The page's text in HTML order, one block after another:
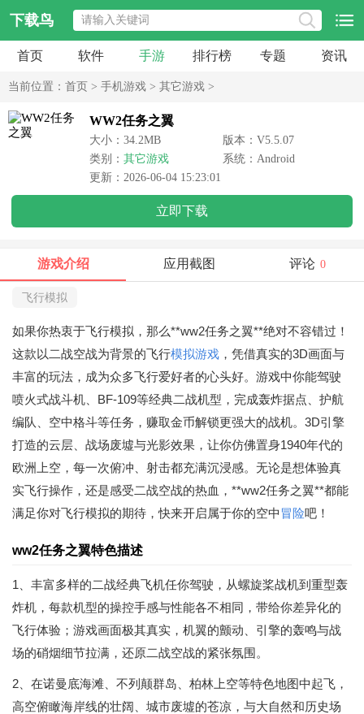
下载鸟
首页 软件 手游 排行榜 专题 资讯
当前位置： 首页 > 手机游戏 > 其它游戏 >
WW2任务之翼
大小：34.2MB
版本：V5.5.07
类别： 其它游戏
系统：Android
更新：2026-06-04 15:23:01
立即下载
游戏介绍 应用截图 评论 0
飞行模拟
如果你热衷于飞行模拟，那么**ww2任务之翼**绝对不容错过！
这款以二战空战为背景的飞行模拟游戏 ，凭借真实的3D画面与
丰富的玩法，成为众多飞行爱好者的心头好。游戏中你能驾驶
喷火式战斗机、BF-109等经典二战机型，完成轰炸据点、护航
编队、空中格斗等任务，赚取金币解锁更强大的战机。3D引擎
打造的云层、战场废墟与光影效果，让你仿佛置身1940年代的
欧洲上空，每一次俯冲、射击都充满沉浸感。无论是想体验真
实飞行操作，还是感受二战空战的热血，**ww2任务之翼**都能
满足你对飞行模拟的期待，快来开启属于你的空中 冒险吧！
ww2任务之翼特色描述
1、丰富多样的二战经典飞机任你驾驶，从螺旋桨战机到重型轰
炸机，每款机型的操控手感与性能各不相同，带给你差异化的
飞行体验；游戏画面极其真实，机翼的颤动、引擎的轰鸣与战
场的硝烟细节拉满，还原二战空战的紧张氛围。
2、在诺曼底海滩、不列颠群岛、柏林上空等特色地图中起飞，
高空俯瞰海岸线的壮阔、城市废墟的苍凉，与大自然和历史场